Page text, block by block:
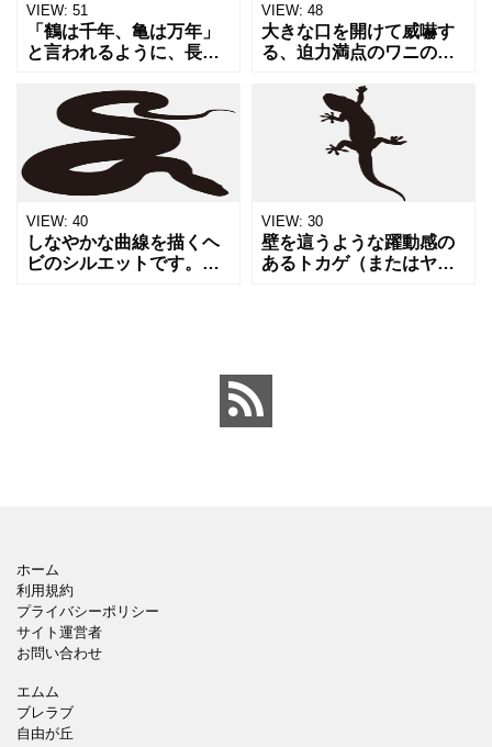
VIEW: 51
「鶴は千年、亀は万年」
と言われるように、長寿
亀を上から見たアングル
で描いたイラストです。
敬老の日のカードや、健
康食品の広告、自然保護
のパン
VIEW: 48
大きな口を開けて威嚇す
る、迫力満点のワニのシ
ツゴツとした質感や鋭い
歯の形まで詳細に描き出
されており、力強さや野
生の厳しさを演出できま
VIEW: 40
しなやかな曲線を描くヘ
ビのシルエットです。神
VIEW: 30
壁を這うような躍動感の
あるトカゲ（またはヤモ
ホーム
利用規約
プライバシーポリシー
サイト運営者
お問い合わせ
エムム
ブレラブ
自由が丘